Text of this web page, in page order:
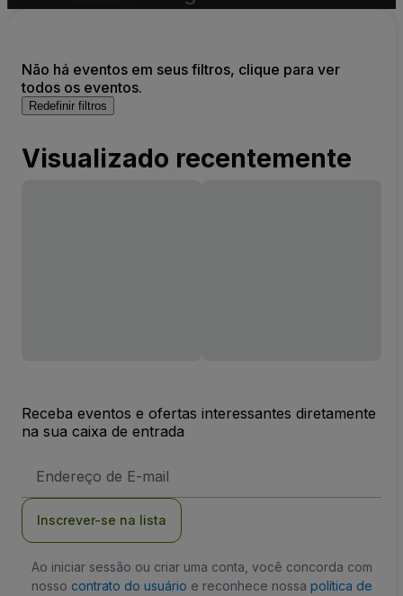
Não há eventos em seus filtros, clique para ver
todos os eventos.
Redefinir filtros
Visualizado recentemente
Receba eventos e ofertas interessantes diretamente
na sua caixa de entrada
de
Inscrever-se na lista
Ao iniciar sessão ou criar uma conta, você concorda com
nosso contrato do usuário e reconhece nossa política de